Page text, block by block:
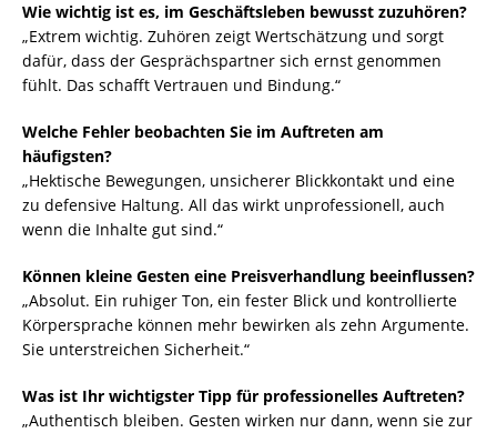
Wie wichtig ist es, im Geschäftsleben bewusst zuzuhören?
„Extrem wichtig. Zuhören zeigt Wertschätzung und sorgt
dafür, dass der Gesprächspartner sich ernst genommen
fühlt. Das schafft Vertrauen und Bindung.“
Welche Fehler beobachten Sie im Auftreten am
häufigsten?
„Hektische Bewegungen, unsicherer Blickkontakt und eine
zu defensive Haltung. All das wirkt unprofessionell, auch
wenn die Inhalte gut sind.“
Können kleine Gesten eine Preisverhandlung beeinflussen?
„Absolut. Ein ruhiger Ton, ein fester Blick und kontrollierte
Körpersprache können mehr bewirken als zehn Argumente.
Sie unterstreichen Sicherheit.“
Was ist Ihr wichtigster Tipp für professionelles Auftreten?
„Authentisch bleiben. Gesten wirken nur dann, wenn sie zur